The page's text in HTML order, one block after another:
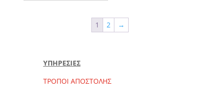
1 2 →
ΥΠΗΡΕΣΙΕΣ
ΤΡΟΠΟΙ ΑΠΟΣΤΟΛΗΣ